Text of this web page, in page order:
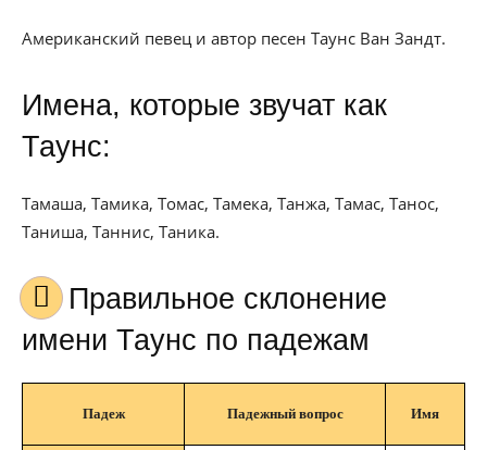
Американский певец и автор песен Таунс Ван Зандт.
Имена, которые звучат как
Таунс:
Тамаша, Тамика, Томас, Тамека, Танжа, Тамас, Танос,
Таниша, Таннис, Таника.
Правильное склонение
имени Таунс по падежам
Падеж Падежный вопрос Имя